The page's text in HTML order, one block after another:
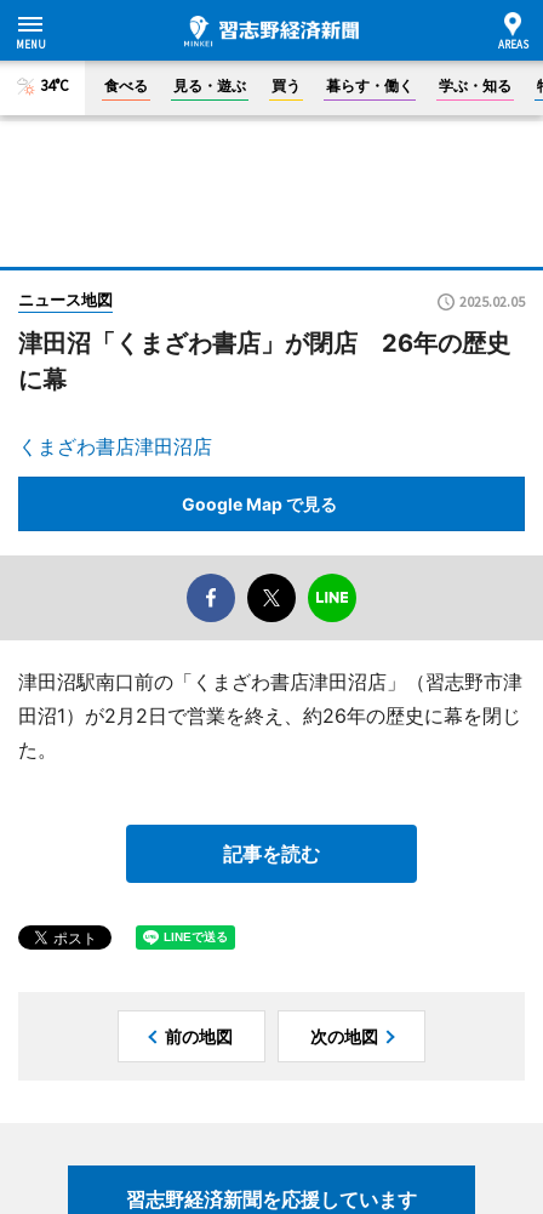
34°C 食べる 見る・遊ぶ 買う 暮らす・働く 学ぶ・知る
ニュース地図 2025.02.05
津田沼「くまざわ書店」が閉店 26年の歴史
に幕
くまざわ書店津田沼店
Google Map で見る
津田沼駅南口前の「くまざわ書店津田沼店」（習志野市津
田沼1）が2月2日で営業を終え、約26年の歴史に幕を閉じ
た。
記事を読む
前の地図 次の地図
習志野経済新聞を応援しています